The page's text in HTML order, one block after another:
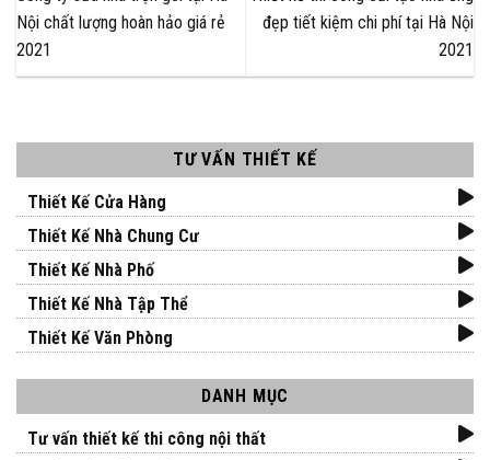
TƯ VẤN THIẾT KẾ
Thiết Kế Cửa Hàng
Thiết Kế Nhà Chung Cư
Thiết Kế Nhà Phố
Thiết Kế Nhà Tập Thể
Thiết Kế Văn Phòng
DANH MỤC
Tư vấn thiết kế thi công nội thất
Nội chất lượng hoàn hảo giá rẻ
2021
đẹp tiết kiệm chi phí tại Hà Nội
2021